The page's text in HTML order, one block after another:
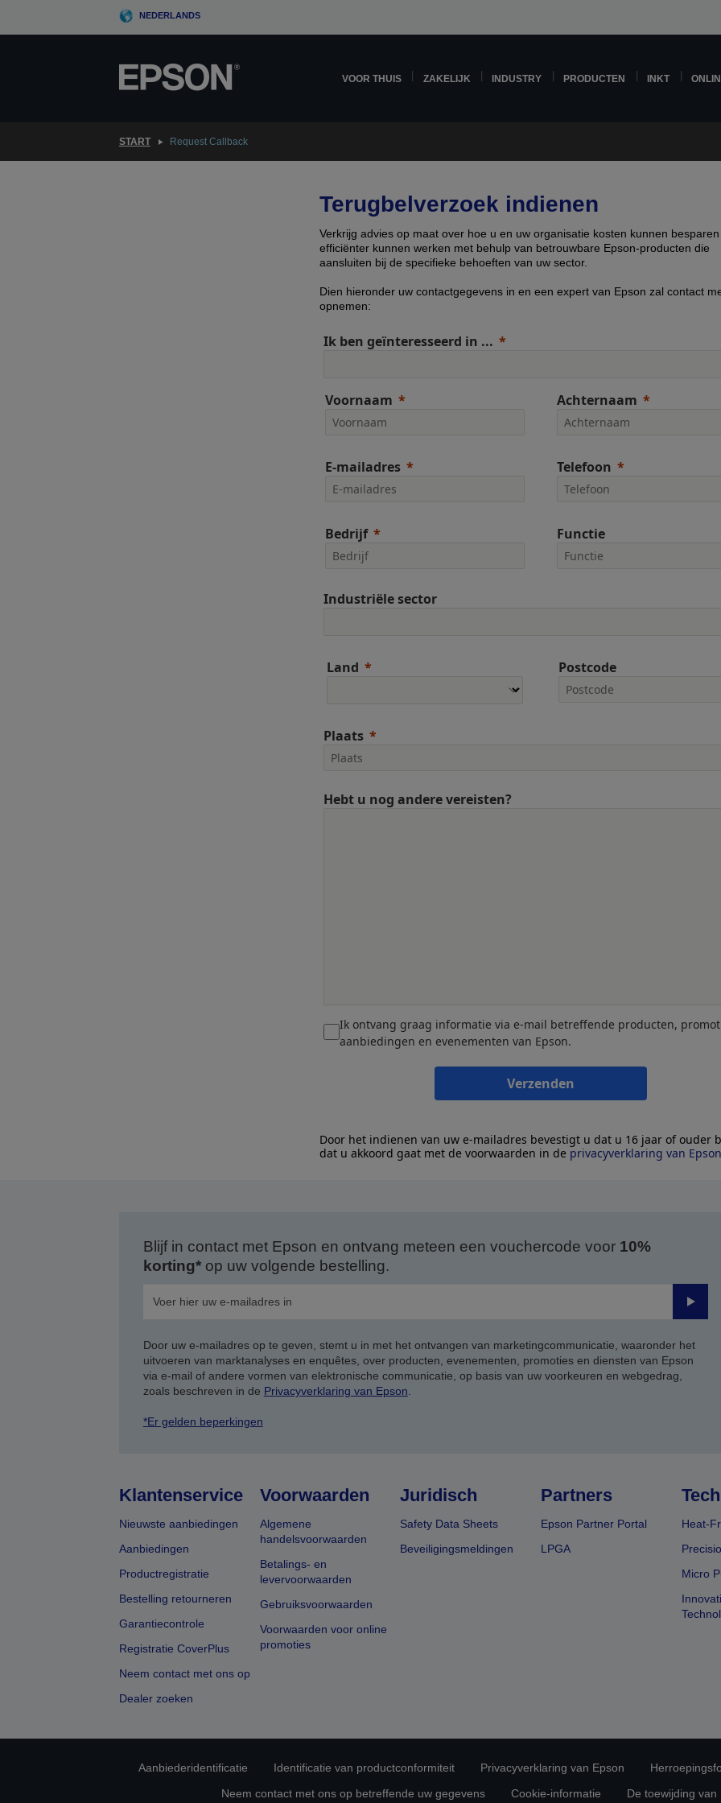
NEDERLANDS
VOOR THUIS ZAKELIJK INDUSTRY PRODUCTEN INKT
START Request Callback
Terugbelverzoek indienen
Verkrijg advies op maat over hoe u en uw organisatie kosten kunnen
efficiënter kunnen werken met behulp van betrouwbare Epson-producten die
aansluiten bij de specifieke behoeften van uw sector.
Dien hieronder uw contactgegevens in en een expert van Epson zal contact
opnemen:
Ik ben geïnteresseerd in ...
Voornaam Achternaam
E-mailadres Telefoon
Bedrijf Functie
Industriële sector
Land Postcode
Plaats
Hebt u nog andere vereisten?
Ik ontvang graag informatie via e-mail betreffende producten,
aanbiedingen en evenementen van Epson.
Verzenden
Door het indienen van uw e-mailadres bevestigt u dat u 16 jaar of ouder
dat u akkoord gaat met de voorwaarden in de privacyverklaring van Epson
Blijf in contact met Epson en ontvang meteen een vouchercode voor 10%
korting*op uw volgende bestelling.
Door uw e-mailadres op te geven, stemt u in met het ontvangen van marketingcommunicatie, waaronder het
uitvoeren van marktanalyses en enquêtes, over producten, evenementen, promoties en diensten van Epson
via e-mail of andere vormen van elektronische communicatie, op basis van uw voorkeuren en webgedrag,
zoals beschreven in de Privacyverklaring van Epson
*Er gelden beperkingen
Klantenservice
Nieuwste aanbiedingen
Aanbiedingen
Productregistratie
Bestelling retourneren
Garantiecontrole
Registratie CoverPlus
Neem contact met ons op
Dealer zoeken
Voorwaarden
Algemene
handelsvoorwaarden
Betalings- en
levervoorwaarden
Gebruiksvoorwaarden
Voorwaarden voor online
promoties
Juridisch
Safety Data Sheets
Beveiligingsmeldingen
Partners
Epson Partner Portal
LPGA
Heat-
Micro
Aanbiederidentificatie Identificatie van productconformiteit Privacyverklaring van Epson
Neem contact met ons op betreffende uw gegevens
Cookie-informatie De toewijding